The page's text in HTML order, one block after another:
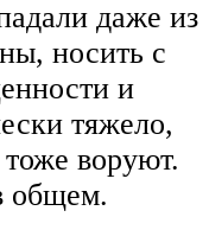
даже из
носить с
и
тяжело,
воруют.
общем.